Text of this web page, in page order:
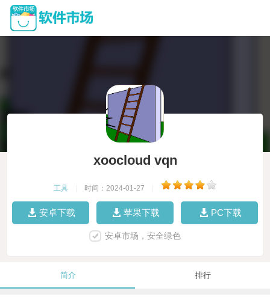
xoocloud vqn
工具 时间：2024-01-27
安卓下载 苹果下载 PC下载
安卓市场，安全绿色
简介 排行